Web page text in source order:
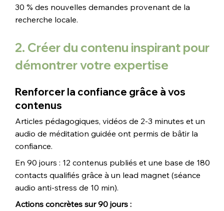
30 % des nouvelles demandes provenant de la
recherche locale.
2. Créer du contenu inspirant pour
démontrer votre expertise
Renforcer la confiance grâce à vos
contenus
Articles pédagogiques, vidéos de 2-3 minutes et un
audio de méditation guidée ont permis de bâtir la
confiance.
En 90 jours : 12 contenus publiés et une base de 180
contacts qualifiés grâce à un lead magnet (séance
audio anti-stress de 10 min).
Actions concrètes sur 90 jours :